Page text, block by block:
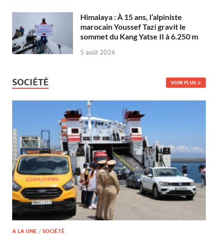
Himalaya : À 15 ans, l’alpiniste
marocain Youssef Tazi gravit le
sommet du Kang Yatse II à 6.250 m
5 août 2026
SOCIÉTÉ VOIR PLUS
A LA UNE / SOCIÉTÉ